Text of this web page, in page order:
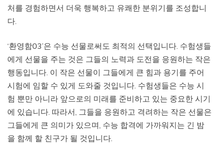
처를 경험하면서 더욱 행복하고 유쾌한 분위기를 조성합니
다.
‘환영함03’은 수능 선물로써도 최적의 선택입니다. 수험생들
에게 선물을 주는 것은 그들의 노력과 도전을 응원하는 작은
행동입니다. 이 작은 선물이 그들에게 큰 힘과 용기를 주어
시험에 임할 수 있게 도와줄 것입니다. 수험생들은 수능 시
험 뿐만 아니라 앞으로의 미래를 준비하고 있는 중요한 시기
에 있습니다. 따라서, 그들을 응원하고 격려하는 작은 선물은
그들에게 큰 의미가 있으며, 수능 합격에 가까워지는 긴 밤
을 함께 할 친구가 될 것입니다.